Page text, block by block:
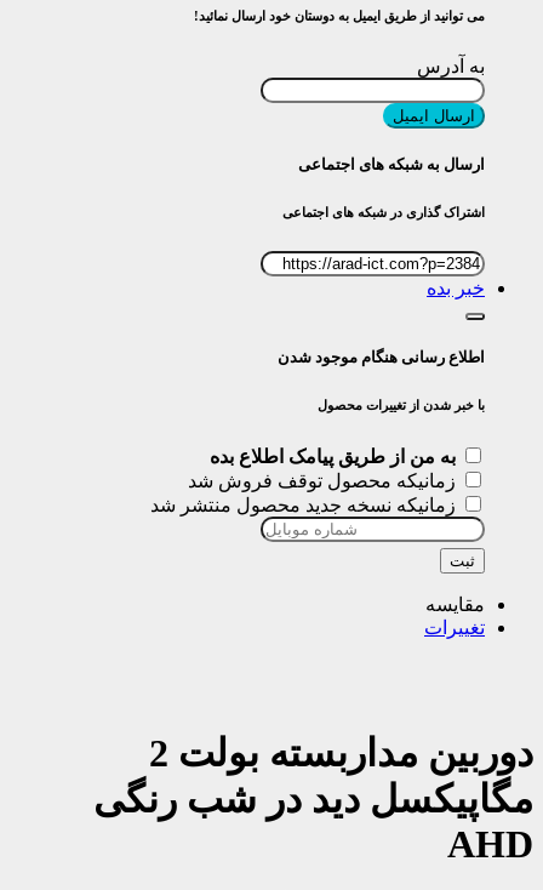
می توانید از طریق ایمیل به دوستان خود ارسال نمائید!
به آدرس
ارسال ایمیل
ارسال به شبکه های اجتماعی
اشتراک گذاری در شبکه های اجتماعی
خبر بده
اطلاع رسانی هنگام موجود شدن
با خبر شدن از تغییرات محصول
به من از طریق پیامک اطلاع بده
زمانیکه محصول توقف فروش شد
زمانیکه نسخه جدید محصول منتشر شد
ثبت
مقایسه
تغییرات
دوربین مداربسته بولت 2
مگاپیکسل دید در شب رنگی
AHD